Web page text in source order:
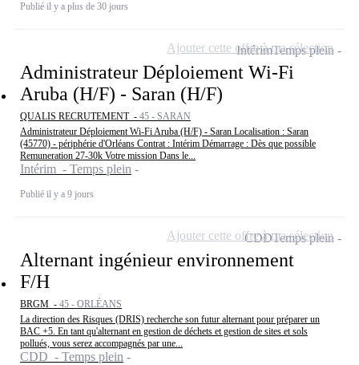
Publié il y a plus de 30 jours
Administrateur Déploiement Wi-Fi
Aruba (H/F) - Saran (H/F)
QUALIS RECRUTEMENT - 45 - SARAN
Administrateur Déploiement Wi-Fi Aruba (H/F) - Saran Localisation : Saran
(45770) - périphérie d'Orléans Contrat : Intérim Démarrage : Dès que possible
Remuneration 27-30k Votre mission Dans le...
Intérim - Temps plein
Publié il y a 9 jours
IntérimTemps plein
Ajouter cette offre à ma sélection
Alternant ingénieur environnement
F/H
BRGM - 45 - ORLÉANS
La direction des Risques (DRIS) recherche son futur alternant pour préparer un
BAC +5. En tant qu'alternant en gestion de déchets et gestion de sites et sols
pollués, vous serez accompagnés par une...
CDD - Temps plein
CDDTemps plein
Ajouter cette offre à ma sélection